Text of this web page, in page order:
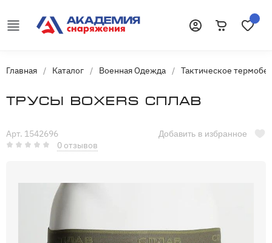
Главная / Каталог / Военная Одежда / Тактическое
Трусы Boxers Сплав
Арт. 1542696
0 отзывов
Добавить в избранное